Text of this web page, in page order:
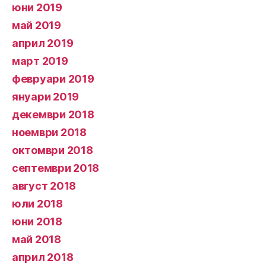
юни 2019
май 2019
април 2019
март 2019
февруари 2019
януари 2019
декември 2018
ноември 2018
октомври 2018
септември 2018
август 2018
юли 2018
юни 2018
май 2018
април 2018